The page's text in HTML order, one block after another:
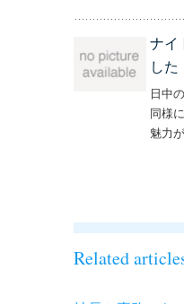
ナイ
した
日中
同様
魅力
Related